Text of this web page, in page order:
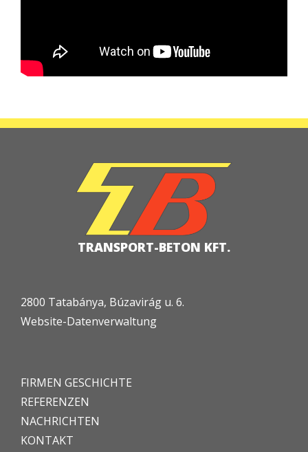
TRANSPORT-BETON KFT.
2800 Tatabánya, Búzavirág u. 6.
Website-Datenverwaltung
FIRMEN GESCHICHTE
REFERENZEN
NACHRICHTEN
KONTAKT